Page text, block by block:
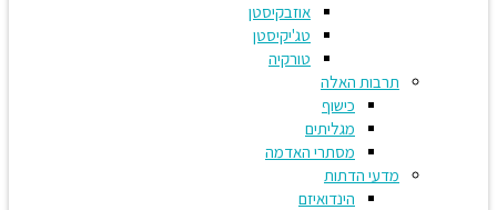
אוזבקיסטן
טג'יקיסטן
טורקיה
תרבות האלה
כישוף
מגליתים
מסתרי האדמה
מדעי הדתות
הינדואיזם